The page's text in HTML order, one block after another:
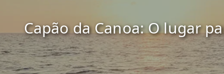
Capão da Canoa: O lugar